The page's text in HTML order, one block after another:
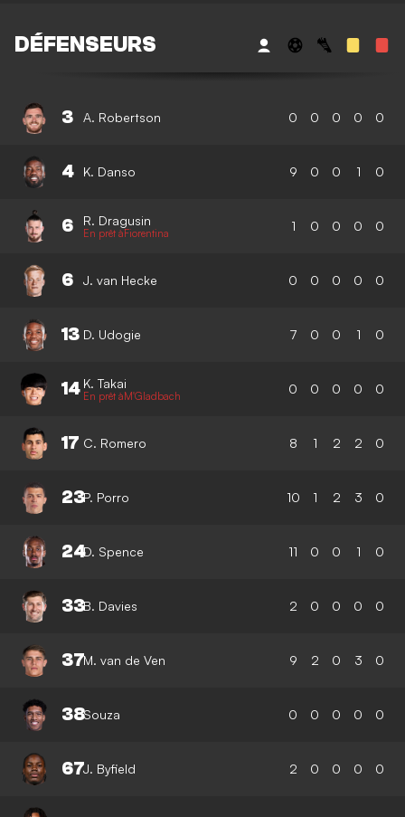
DÉFENSEURS
3 A. Robertson 0 0 0 0 0
4 K. Danso 9 0 0 1 0
6 R. Dragusin
En prêt àFiorentina 1 0 0 0 0
6 J. van Hecke 0 0 0 0 0
13 D. Udogie 7 0 0 1 0
14 K. Takai
En prêt àM'Gladbach 0 0 0 0 0
17 C. Romero 8 1 2 2 0
23P. Porro 10 1 2 3 0
24D. Spence 11 0 0 1 0
33B. Davies 2 0 0 0 0
37M. van de Ven 9 2 0 3 0
38Souza 0 0 0 0 0
67J. Byfield 2 0 0 0 0